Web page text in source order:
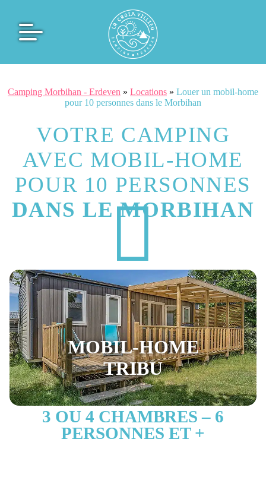
Camping Morbihan - Erdeven » Locations » Louer un mobil-home
pour 10 personnes dans le Morbihan
VOTRE CAMPING
AVEC MOBIL-HOME
POUR 10 PERSONNES
DANS LE MORBIHAN
MOBIL-HOME
TRIBU
3 OU 4 CHAMBRES – 6
PERSONNES ET +